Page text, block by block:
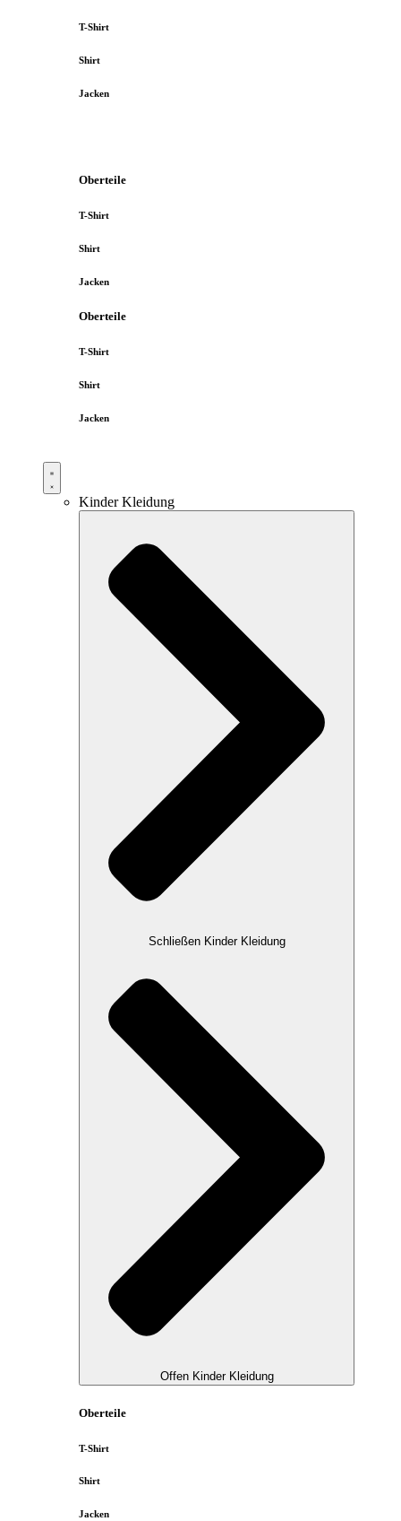
T-Shirt
Shirt
Jacken
Oberteile
T-Shirt
Shirt
Jacken
Oberteile
T-Shirt
Shirt
Jacken
Kinder Kleidung
Schließen Kinder Kleidung
Offen Kinder Kleidung
Oberteile
T-Shirt
Shirt
Jacken